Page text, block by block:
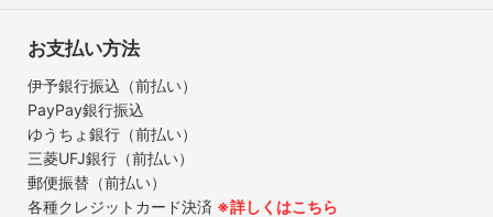
お支払い方法
伊予銀行振込（前払い）
PayPay銀行振込
ゆうちょ銀行（前払い）
三菱UFJ銀行（前払い）
郵便振替（前払い）
各種クレジットカード決済 ※詳しくはこちら